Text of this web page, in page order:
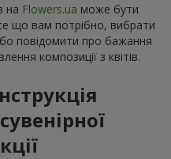
на Flowers.ua може бути
що вам потрібно, вибрати
повідомити про бажання
композиції з квітів.